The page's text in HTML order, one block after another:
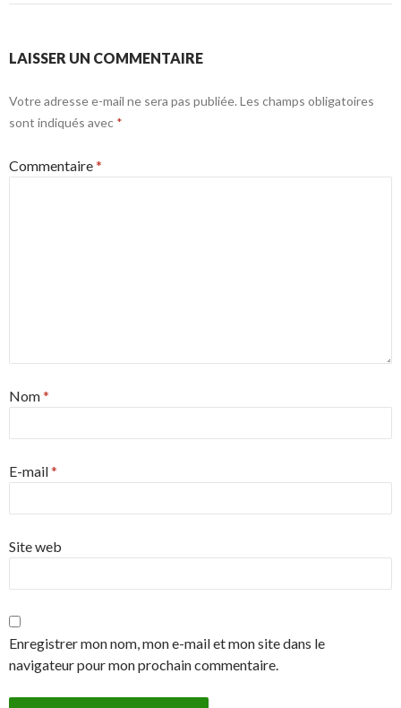
LAISSER UN COMMENTAIRE
Votre adresse e-mail ne sera pas publiée. Les champs obligatoires
sont indiqués avec *
Commentaire*
Nom*
E-mail*
Site web
Enregistrer mon nom, mon e-mail et mon site dans le
navigateur pour mon prochain commentaire.